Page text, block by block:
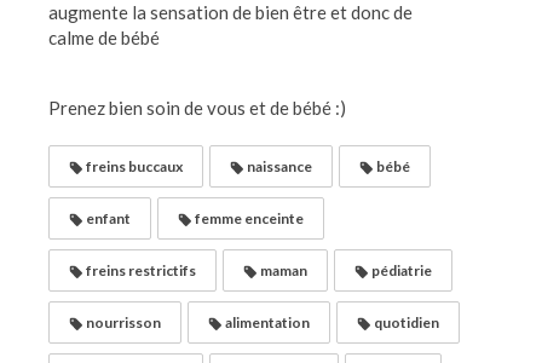
augmente la sensation de bien être et donc de
calme de bébé
Prenez bien soin de vous et de bébé :)
freins buccaux naissance bébé
enfant femme enceinte
freins restrictifs maman pédiatrie
nourrisson alimentation quotidien